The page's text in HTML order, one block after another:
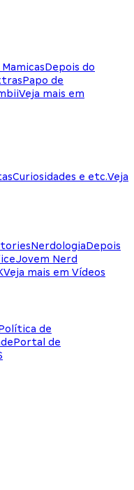
Depois do
Papo de
Veja mais em
Curiosidades e etc.Veja
NerdologiaDepois
Jovem Nerd
Veja mais em Vídeos
de
Portal de